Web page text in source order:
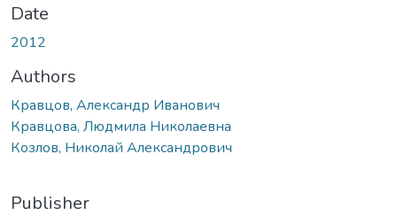
Date
2012
Authors
Кравцов, Александр Иванович
Кравцова, Людмила Николаевна
Козлов, Николай Александрович
Publisher